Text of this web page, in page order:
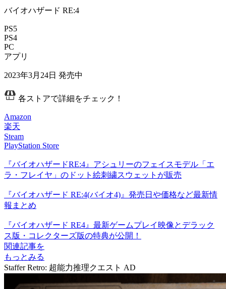
バイオハザード RE:4
PS5
PS4
PC
アプリ
2023年3月24日 発売中
各ストアで詳細をチェック！
Amazon
楽天
Steam
PlayStation Store
『バイオハザードRE:4』アシュリーのフェイスモデル「エ
ラ・フレイヤ」のドット絵刺繍スウェットが販売
『バイオハザード RE:4(バイオ4)』発売日や価格など最新情
報まとめ
『バイオハザード RE4』最新ゲームプレイ映像とデラック
ス版・コレクターズ版の特典が公開！
関連記事を
もっとみる
Staffer Retro: 超能力推理クエスト AD